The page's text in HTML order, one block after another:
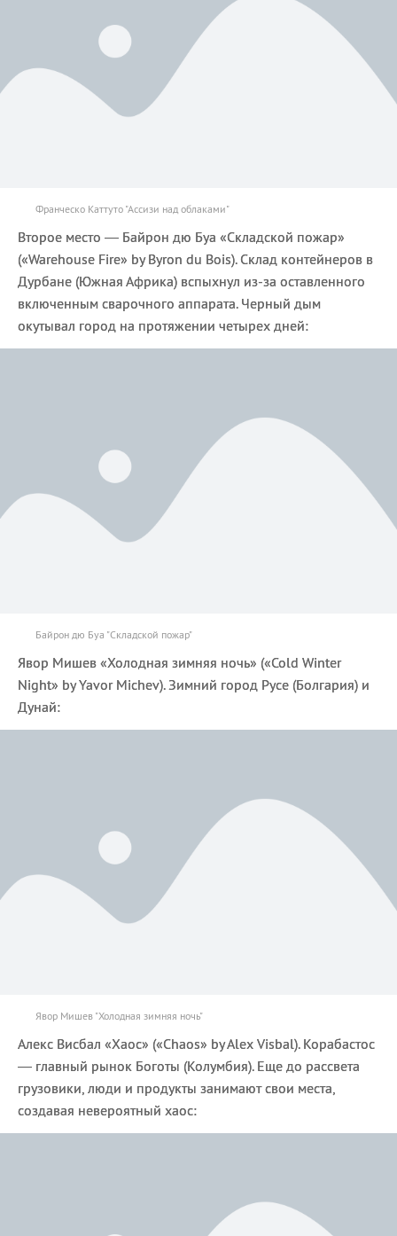
Франческо Каттуто "Ассизи над облаками"
Второе место — Байрон дю Буа «Складской пожар»
(«Warehouse Fire» by Byron du Bois). Склад контейнеров в
Дурбане (Южная Африка) вспыхнул из-за оставленного
включенным сварочного аппарата. Черный дым
окутывал город на протяжении четырех дней:
Байрон дю Буа "Складской пожар"
Явор Мишев «Холодная зимняя ночь» («Cold Winter
Night» by Yavor Michev). Зимний город Русе (Болгария) и
Дунай:
Явор Мишев "Холодная зимняя ночь"
Алекс Висбал «Хаос» («Chaos» by Alex Visbal). Корабастос
— главный рынок Боготы (Колумбия). Еще до рассвета
грузовики, люди и продукты занимают свои места,
создавая невероятный хаос: